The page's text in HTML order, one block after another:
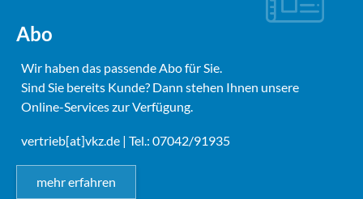
Abo
Wir haben das passende Abo für Sie.
Sind Sie bereits Kunde? Dann stehen Ihnen unsere
Online-Services zur Verfügung.
vertrieb[at]vkz.de | Tel.: 07042/91935
mehr erfahren